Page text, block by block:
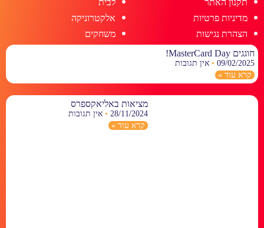
מדיניות פרטיות
הצהרת נגישות
אלקטרוניקה
משחקים
חוגגים MasterCard Day!
09/02/2025
אין תגובות
קרא עוד »
מציאות באליאקספרס
28/11/2024
אין תגובות
קרא עוד »